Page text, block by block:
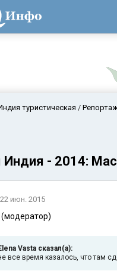
туристическая
Индия - 2014:
22 июн. 2015
(модератор)
Vasta сказал(а):
все время казалось, что там